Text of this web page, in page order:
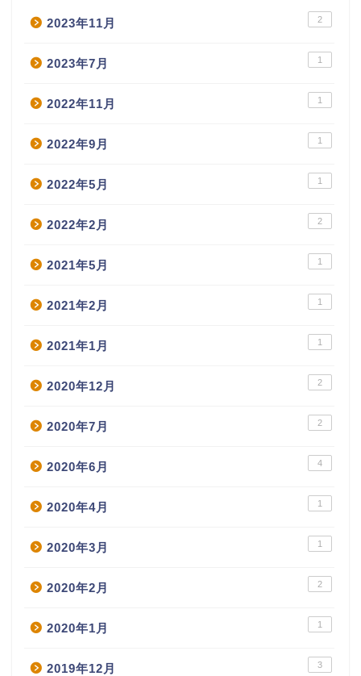
2023年11月 2
2023年7月 1
2022年11月 1
2022年9月 1
2022年5月 1
2022年2月 2
2021年5月 1
2021年2月 1
2021年1月 1
2020年12月 2
2020年7月 2
2020年6月 4
2020年4月 1
2020年3月 1
2020年2月 2
2020年1月 1
2019年12月 3